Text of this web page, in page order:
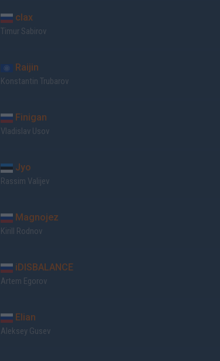
clax
Timur Sabirov
Raijin
Konstantin Trubarov
Finigan
Vladislav Usov
Jyo
Rassim Valijev
Magnojez
Kirill Rodnov
iDISBALANCE
Artem Egorov
Elian
Aleksey Gusev